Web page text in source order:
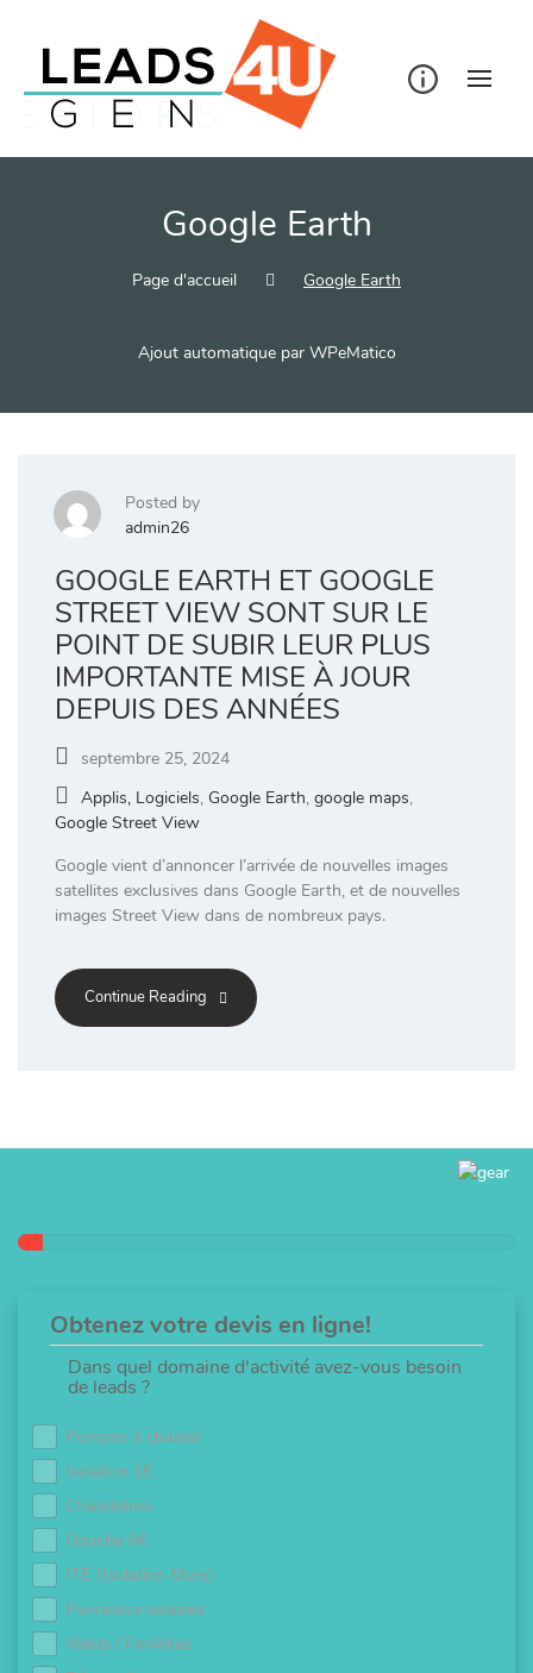
Google Earth
Page d'accueil Google Earth
Ajout automatique par WPeMatico
Posted by
admin26
GOOGLE EARTH ET GOOGLE
STREET VIEW SONT SUR LE
POINT DE SUBIR LEUR PLUS
IMPORTANTE MISE À JOUR
DEPUIS DES ANNÉES
septembre 25, 2024
Applis, Logiciels, Google Earth, google maps,
Google Street View
Google vient d’annoncer l’arrivée de nouvelles images
satellites exclusives dans Google Earth, et de nouvelles
images Street View dans de nombreux pays.
Continue Reading
Obtenez votre devis en ligne!
Dans quel domaine d'activité avez-vous besoin
de leads ?
Pompes à chaleur
Isolation 1€
Chaudières
Douche 0€
ITE (Isolation Murs)
Panneaux solaires
Volets / Fenêtres